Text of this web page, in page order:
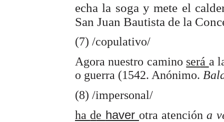
echa la soga y mete el
San Juan Bautista de la
(7) /copulativo/
Agora nuestro camino será a
o guerra (1542. Anónimo.
(8) /impersonal/
hade haver otra atencióna